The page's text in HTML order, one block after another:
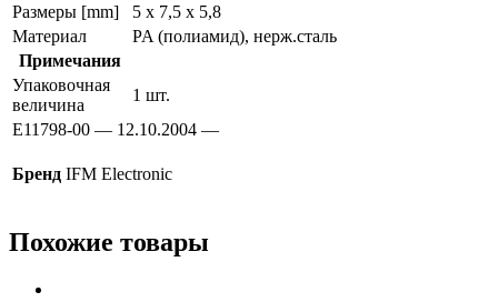
Размеры [mm]
5 x 7,5 x 5,8
Материал
PA (полиамид), нерж.сталь
Примечания
Упаковочная
величина
1 шт.
E11798-00 — 12.10.2004 —
Бренд IFM Electronic
Похожие товары